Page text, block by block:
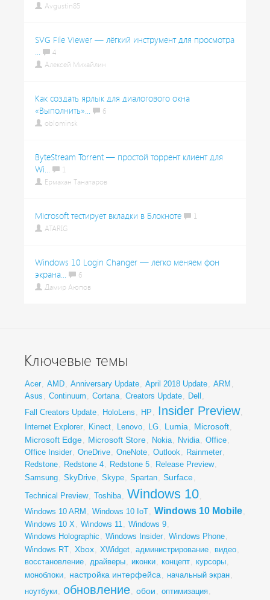
Avgustin85
SVG File Viewer — лёгкий инструмент для просмотра
...
4
Алексей Михайлин
Как создать ярлык для диалогового окна
«Выполнить»...
6
oblominsk
ByteStream Torrent — простой торрент клиент для
Wi...
1
Ермахан Танатаров
Microsoft тестирует вкладки в Блокноте
1
ATARIG
Windows 10 Login Changer — легко меняем фон
экрана...
6
Дамир Аюпов
Ключевые темы
Acer, AMD, Anniversary Update, April 2018 Update, ARM ,
Asus , Continuum , Cortana, Creators Update, Dell ,
Fall Creators Update, HoloLens , HP , Insider Preview,
Internet Explorer, Kinect, Lenovo, LG, Lumia, Microsoft,
Microsoft Edge, Microsoft Store, Nokia, Nvidia, Office,
Office Insider, OneDrive, OneNote, Outlook, Rainmeter,
Redstone, Redstone 4, Redstone 5, Release Preview,
Samsung, SkyDrive, Skype, Spartan, Surface,
Technical Preview, Toshiba, Windows 10,
Windows 10 ARM , Windows 10 IoT, Windows 10 Mobile,
Windows 10 X, Windows 11, Windows 9,
Windows Holographic , Windows Insider, Windows Phone,
Windows RT, Xbox, XWidget, администрирование, видео,
восстановление, драйверы, иконки, концепт, курсоры,
моноблоки, настройка интерфейса, начальный экран,
ноутбуки, обновление, обои , оптимизация,